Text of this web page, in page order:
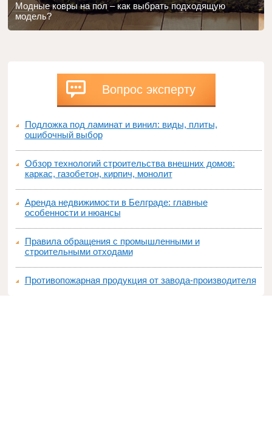
Модные ковры на пол – как выбрать подходящую
модель?
Вопрос эксперту
Подложка под ламинат и винил: виды, плиты,
ошибочный выбор
Обзор технологий строительства внешних домов:
каркас, газобетон, кирпич, монолит
Аренда недвижимости в Белграде: главные
особенности и нюансы
Правила обращения с промышленными и
строительными отходами
Противопожарная продукция от завода-производителя